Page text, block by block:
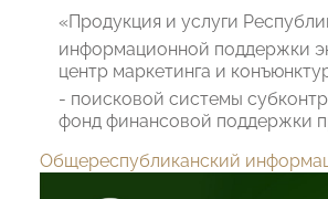
«Продукция и услуги
информационной поддержки
центр маркетинга и
- поисковой системы
фонд финансовой поддержки
Общереспубликанский